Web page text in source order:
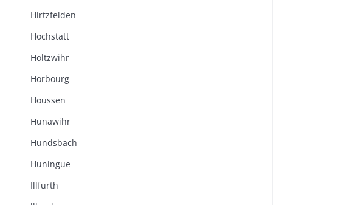
Hirtzfelden
Hochstatt
Holtzwihr
Horbourg
Houssen
Hunawihr
Hundsbach
Huningue
Illfurth